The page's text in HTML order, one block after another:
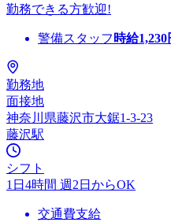
勤務できる方歓迎!
警備スタッフ 時給1,230
勤務地
面接地
神奈川県藤沢市大鋸1-3-23
藤沢駅
シフト
1日4時間 週2日からOK
交通費支給